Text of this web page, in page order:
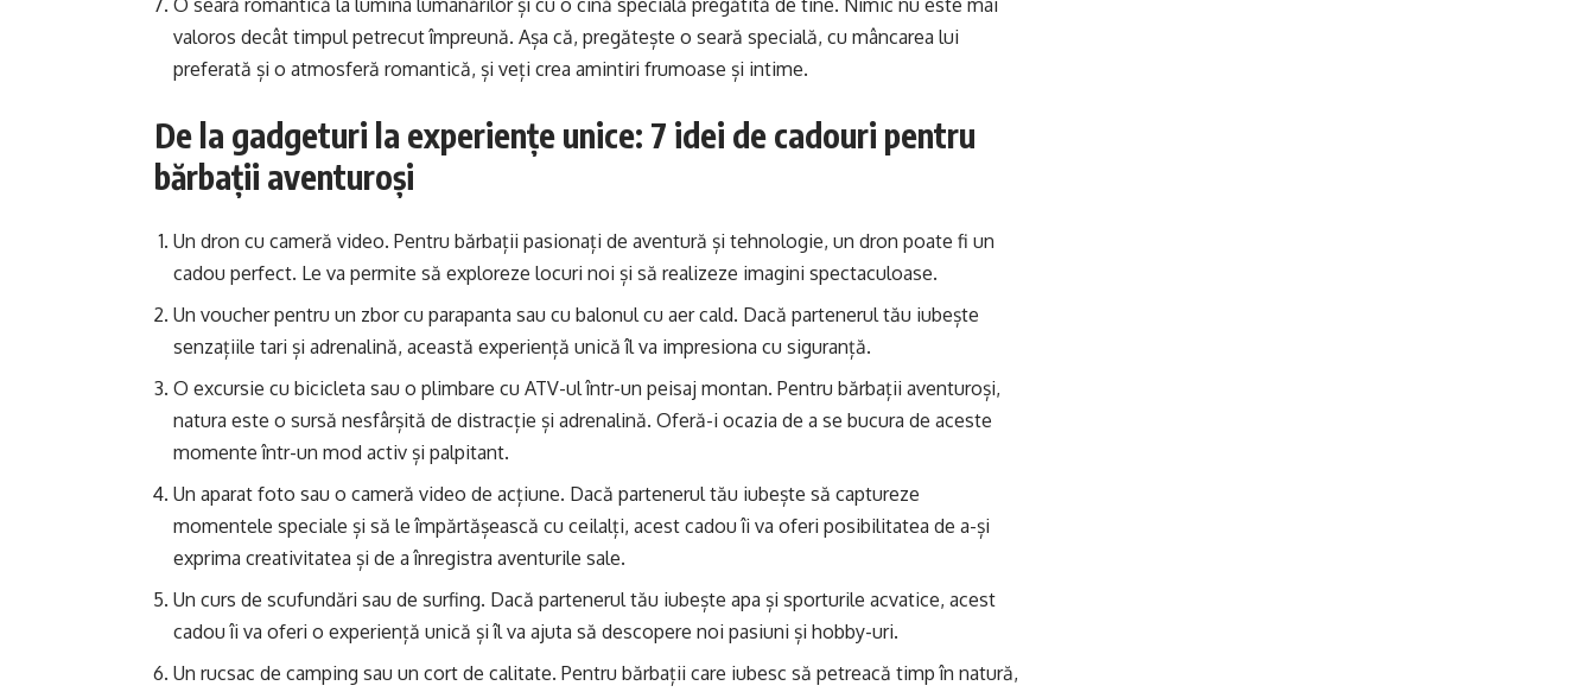
O seară romantică la lumina lumânărilor și cu o cină specială pregătită de tine. Nimic nu este mai
valoros decât timpul petrecut împreună. Așa că, pregătește o seară specială, cu mâncarea lui
preferată și o atmosferă romantică, și veți crea amintiri frumoase și intime.
De la gadgeturi la experiențe unice: 7 idei de cadouri pentru
bărbații aventuroși
Un dron cu cameră video. Pentru bărbații pasionați de aventură și tehnologie, un dron poate fi un
cadou perfect. Le va permite să exploreze locuri noi și să realizeze imagini spectaculoase.
Un voucher pentru un zbor cu parapanta sau cu balonul cu aer cald. Dacă partenerul tău iubește
senzațiile tari și adrenalină, această experiență unică îl va impresiona cu siguranță.
O excursie cu bicicleta sau o plimbare cu ATV-ul într-un peisaj montan. Pentru bărbații aventuroși,
natura este o sursă nesfârșită de distracție și adrenalină. Oferă-i ocazia de a se bucura de aceste
momente într-un mod activ și palpitant.
Un aparat foto sau o cameră video de acțiune. Dacă partenerul tău iubește să captureze
momentele speciale și să le împărtășească cu ceilalți, acest cadou îi va oferi posibilitatea de a-și
exprima creativitatea și de a înregistra aventurile sale.
Un curs de scufundări sau de surfing. Dacă partenerul tău iubește apa și sporturile acvatice, acest
cadou îi va oferi o experiență unică și îl va ajuta să descopere noi pasiuni și hobby-uri.
Un rucsac de camping sau un cort de calitate. Pentru bărbații care iubesc să petreacă timp în natură,